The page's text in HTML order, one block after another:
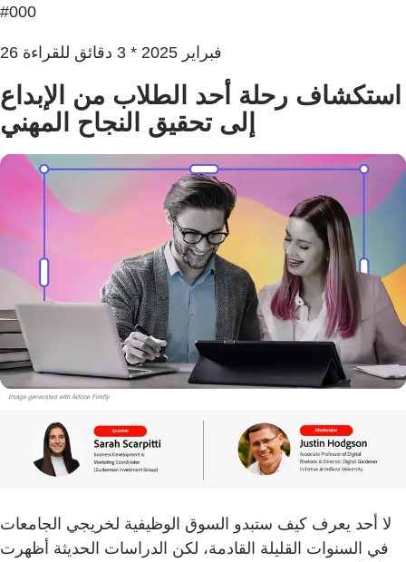
#000
26 فبراير 2025 * 3 دقائق للقراءة
استكشاف رحلة أحد الطلاب من الإبداع
إلى تحقيق النجاح المهني
لا أحد يعرف كيف ستبدو السوق الوظيفية لخريجي الجامعات
في السنوات القليلة القادمة، لكن الدراسات الحديثة أظهرت